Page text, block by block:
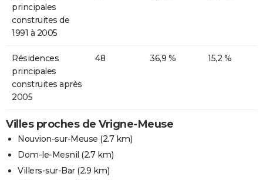
principales
construites de
1991 à 2005
Résidences
principales
construites après
2005
48 36,9 % 15,2 %
Villes proches de Vrigne-Meuse
Nouvion-sur-Meuse (2.7 km)
Dom-le-Mesnil (2.7 km)
Villers-sur-Bar(2.9 km)